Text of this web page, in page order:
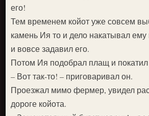
его!
Тем временем койот уже совсем
камень Ия то и дело накатывал ему
и вовсе задавил его.
Потом Ия подобрал плащ и покатил
– Вот так-то! – приговаривал он.
Проезжал мимо фермер, увидел
дороге койота.